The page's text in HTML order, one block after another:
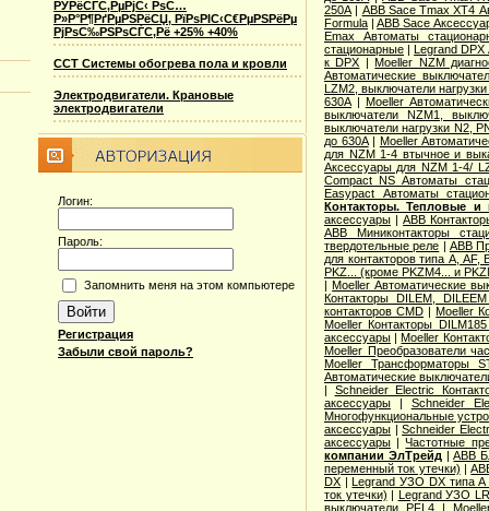
РЎРёСЃС‚РµРјС‹ РѕС…
Р»Р°Р¶РґРµРЅРёСЏ, РїРѕРІС‹С€РµРЅРёРµ
РјРѕС‰РЅРѕСЃС‚Рё +25% +40%
ССТ Системы обогрева пола и кровли
Электродвигатели. Крановые
электродвигатели
Логин:
Пароль:
Запомнить меня на этом компьютере
Регистрация
Забыли свой пароль?
250А| ABB Sace Tmax XT4
Formula|ABB Sace
Еmax Автоматы
стационарные|Legrand
к DPX |Moeller NZM
Автоматические
LZM2, выключатели
630А| Moeller
выключатели NZM1,
выключатели нагрузки N2,
до 630А| Moeller
для NZM 1-4 втычное и
Аксессуары для NZM 1-4/
Compact NS Автоматы
Easypact Автоматы
Контакторы. Тепловые и
аксессуары|ABB
ABB Миниконтакторы
твердотельные реле | ABB
для контакторов типа A, AF,
PKZ... (кроме PKZM4... и
|Moeller Автоматические
Контакторы DILEM,
контакторов CMD |Moeller
Moeller Контакторы
аксессуары|Moeller
Moeller Преобразователи
Moeller Трансформаторы
Автоматические
| Schneider Electric
аксессуары| Schneider
Многофункциональные
аксессуары|Schneider
аксессуары|Частотные
компании ЭлТрейд |ABB
переменный ток утечки) |
DX|Legrand УЗО DX типа А
ток утечки) | Legrand УЗО
выключатели PFL4|